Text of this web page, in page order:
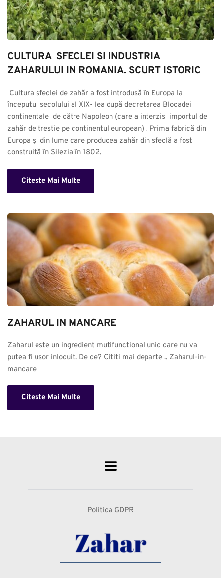
CULTURA  SFECLEI SI INDUSTRIA
ZAHARULUI IN ROMANIA. SCURT ISTORIC
începutul secolului al XIX- lea după decretarea Blocadei
continentale  de către Napoleon (care a interzis  importul de
zahăr de trestie pe continentul european) . Prima fabrică din
Europa şi din lume care producea zahăr din sfeclă a fost
construită în Silezia în 1802.
Citeste Mai Multe
ZAHARUL IN MANCARE
Zaharul este un ingredient mutifunctional unic care nu va
putea fi usor inlocuit. De ce? Cititi mai departe .. Zaharul-in-
mancare
Citeste Mai Multe
Politica GDPR